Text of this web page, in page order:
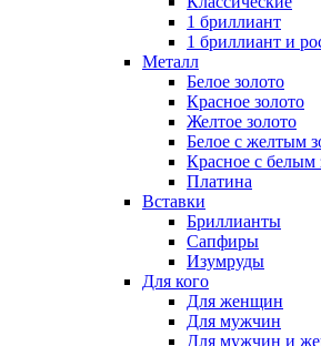
1 бриллиант
1 бриллиант и
Металл
Белое золото
Красное золото
Желтое золото
Белое с желтым
Красное с белым
Платина
Вставки
Бриллианты
Сапфиры
Изумруды
Для кого
Для женщин
Для мужчин
Для мужчин и